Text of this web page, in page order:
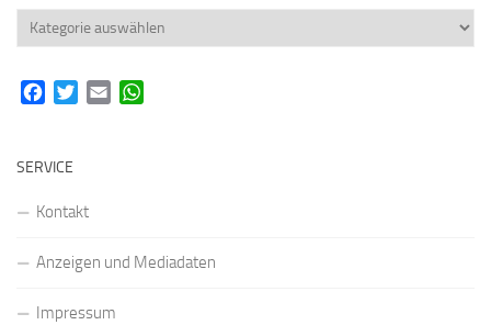
Rubriken
FacebookTwitterEmail
SERVICE
Kontakt
Anzeigen und Mediadaten
Impressum